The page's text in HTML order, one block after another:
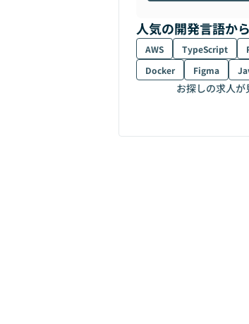
人気の開発言語か
AWS TypeScript
Docker
Figma
お探しの求人が